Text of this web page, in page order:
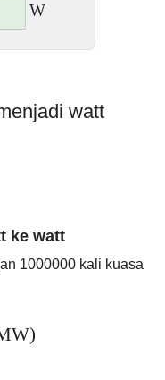
W
watt
ke watt
1000000 kali kuasa